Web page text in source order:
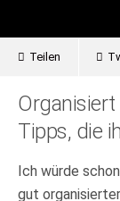
Teilen
Tipps, die
Ich würde
gut